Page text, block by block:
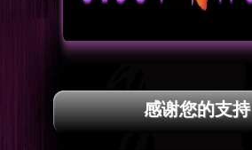
感谢您的支持